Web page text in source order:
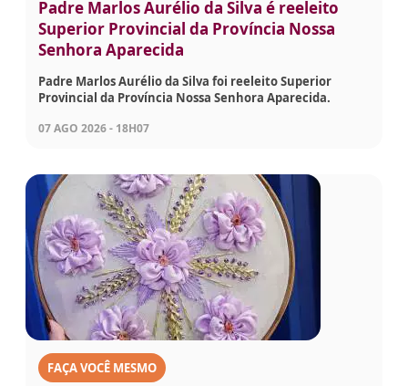
Padre Marlos Aurélio da Silva é reeleito
Superior Provincial da Província Nossa
Senhora Aparecida
Padre Marlos Aurélio da Silva foi reeleito Superior
Provincial da Província Nossa Senhora Aparecida.
07 AGO 2026 - 18H07
FAÇA VOCÊ MESMO